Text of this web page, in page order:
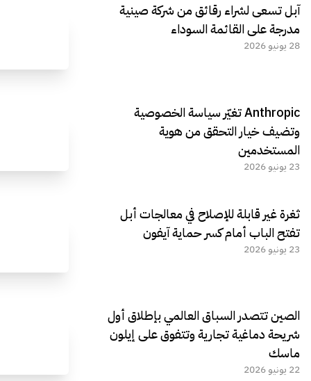
آبل تسعى لشراء رقائق من شركة صينية
مدرجة على القائمة السوداء
28 يونيو 2026
Anthropic تغيّر سياسة الخصوصية
وتضيف خيار التحقق من هوية
المستخدمين
23 يونيو 2026
ثغرة غير قابلة للإصلاح في معالجات أبل
تفتح الباب أمام كسر حماية آيفون
23 يونيو 2026
الصين تتصدر السباق العالمي بإطلاق أول
شريحة دماغية تجارية وتتفوق على إيلون
ماسك
22 يونيو 2026